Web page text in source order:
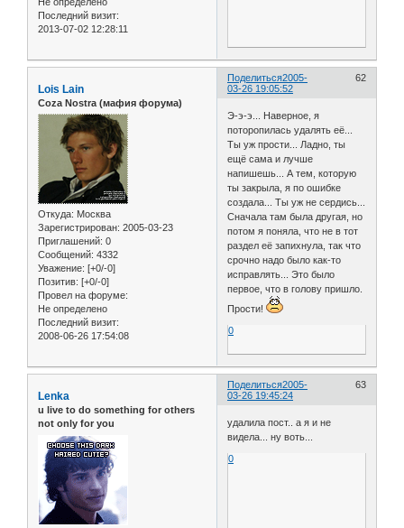
Последний визит:
2013-07-02 12:28:11
Поделиться 62
2005-
03-26 19:05:52
Lois Lain
Coza Nostra (мафия форума)
Откуда: Москва
Зарегистрирован: 2005-03-23
Приглашений: 0
Сообщений: 4332
Уважение: [+0/-0]
Позитив: [+0/-0]
Провел на форуме:
Не определено
Последний визит:
2008-06-26 17:54:08
Э-э-э... Наверное, я
поторопилась удалять её...
Ты уж прости... Ладно, ты
ещё сама и лучше
напишешь... А тем, которую
ты закрыла, я по ошибке
создала... Ты уж не сердись...
Сначала там была другая, но
потом я поняла, что не в тот
раздел её запихнула, так что
срочно надо было как-то
исправлять... Это было
первое, что в голову пришло.
Прости!
0
Поделиться 63
2005-
03-26 19:45:24
Lenka
u live to do something for others
not only for you
удалила пост.. а я и не
видела... ну воть...
0